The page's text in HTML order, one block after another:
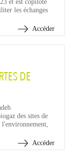
les échanges
Accéder
DE
des sites de
Accéder